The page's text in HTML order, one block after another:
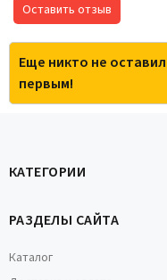
Оставить отзыв
Еще никто не
первым!
КАТЕГОРИИ
РАЗДЕЛЫ САЙТА
Каталог